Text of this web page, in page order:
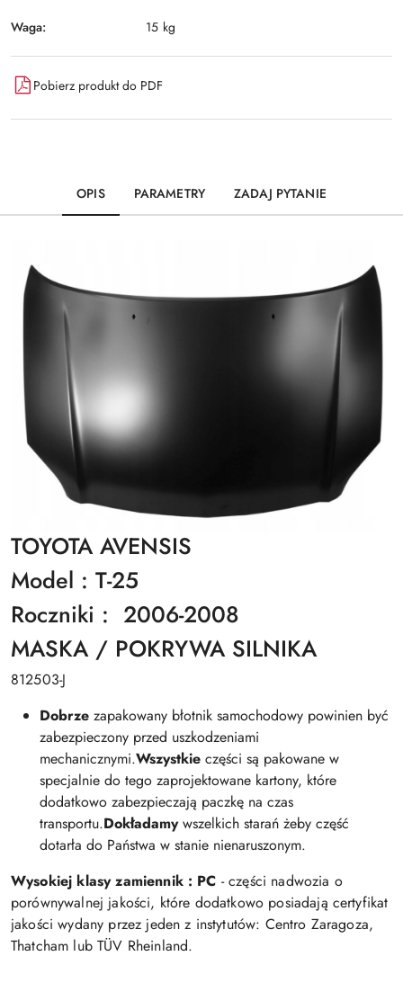
Waga: 15 kg
Pobierz produkt do PDF
OPIS PARAMETRY ZADAJ PYTANIE
TOYOTA AVENSIS
Model : T-25
Roczniki : 2006-2008
MASKA / POKRYWA SILNIKA
812503-J
Dobrze zapakowany błotnik samochodowy powinien być
zabezpieczony przed uszkodzeniami
mechanicznymi.Wszystkie części są pakowane w
specjalnie do tego zaprojektowane kartony, które
dodatkowo zabezpieczają paczkę na czas
transportu.Dokładamywszelkich starań żeby część
dotarła do Państwa w stanie nienaruszonym.
Wysokiej klasy zamiennik : PC - części nadwozia o
porównywalnej jakości, które dodatkowo posiadają certyfikat
jakości wydany przez jeden z instytutów: Centro Zaragoza,
Thatcham lub TÜV Rheinland.